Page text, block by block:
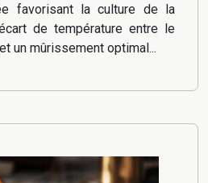
favorisant la culture de la
de température entre le
un mûrissement optimal...